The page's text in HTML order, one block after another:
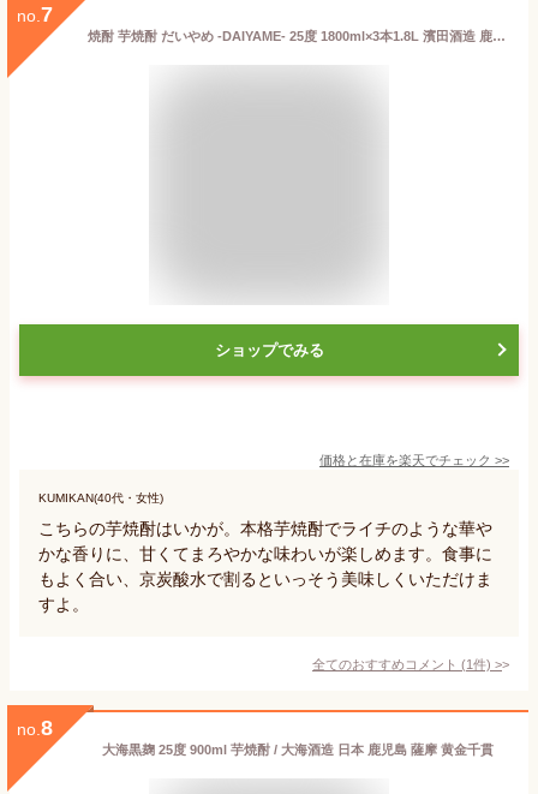
no. 7
焼酎 芋焼酎 だいやめ -DAIYAME- 25度 1800ml×3本1.8L 濱田酒造 鹿児島 香熟芋 黒麹 一升瓶 送料無料 金賞 最高賞 IWSC 八幡
ショップでみる
価格と在庫を楽天でチェック >>
KUMIKAN(40代・女性)
こちらの芋焼酎はいかが。本格芋焼酎でライチのような華や
かな香りに、甘くてまろやかな味わいが楽しめます。食事に
もよく合い、京炭酸水で割るといっそう美味しくいただけま
すよ。
全てのおすすめコメント (1件) >
no. 8
大海黒麹 25度 900ml 芋焼酎 / 大海酒造 日本 鹿児島 薩摩 黄金千貫